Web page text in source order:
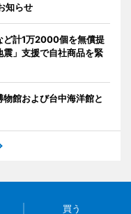
知らせ
ど計1万2000個を無償提
」支援で自社商品を緊
館および台中海洋館と
買う